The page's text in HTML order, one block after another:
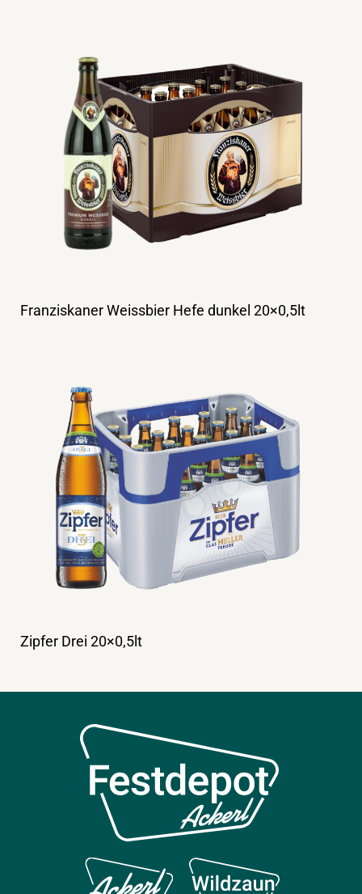
Franziskaner Weissbier Hefe dunkel 20×0,5lt
Zipfer Drei 20×0,5lt